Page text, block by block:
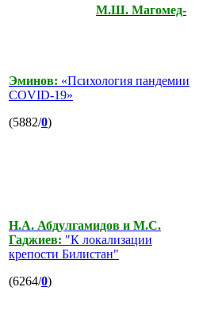
М.Ш. Магомед-
Эминов: «Психология пандемии
COVID-19»
(5882/0)
Н.А. Абдулгамидов и М.С.
Гаджиев: "К локализации
крепости Билистан"
(6264/0)